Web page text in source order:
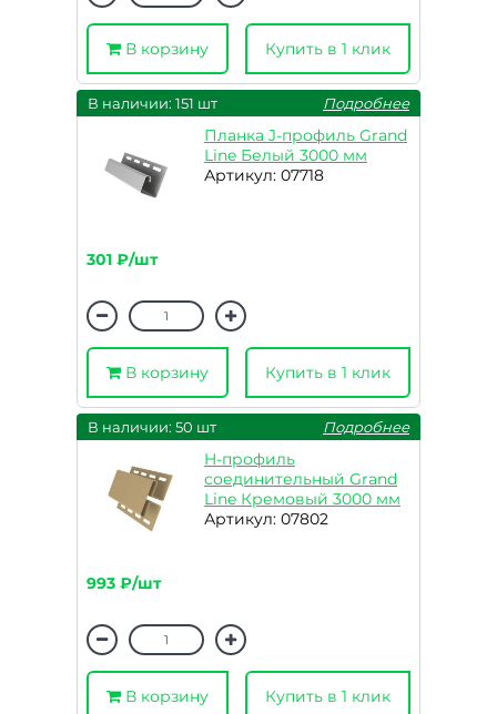
В корзину Купить в 1 клик
В наличии: 151 шт Подробнее
Планка J-профиль Grand
Line Белый 3000 мм
Артикул: 07718
301 ₽/шт
В корзину Купить в 1 клик
В наличии: 50 шт Подробнее
H-профиль
соединительный Grand
Line Кремовый 3000 мм
Артикул: 07802
993 ₽/шт
В корзину Купить в 1 клик